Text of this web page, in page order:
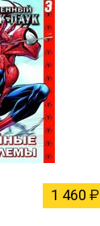
1 460 ₽